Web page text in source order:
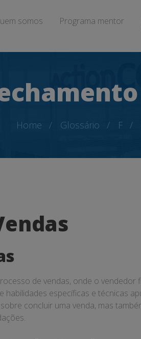
somos Programa mentor
Home Glossário F
de vendas, onde o
habilidades específicas e técnicas
concluir uma venda, mas